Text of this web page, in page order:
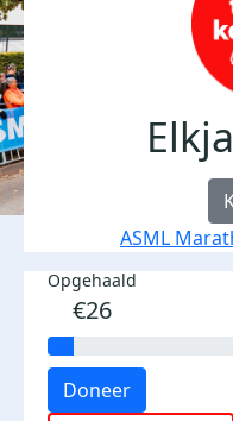
ASML
Opgehaald
€26
Doneer